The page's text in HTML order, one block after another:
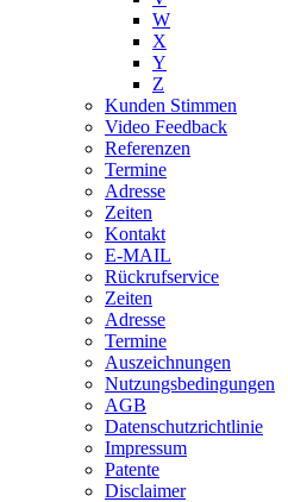
W
X
Y
Z
Kunden Stimmen
Video Feedback
Referenzen
Termine
Adresse
Zeiten
Kontakt
E-MAIL
Rückrufservice
Zeiten
Adresse
Termine
Auszeichnungen
Nutzungsbedingungen
AGB
Datenschutzrichtlinie
Impressum
Patente
Disclaimer